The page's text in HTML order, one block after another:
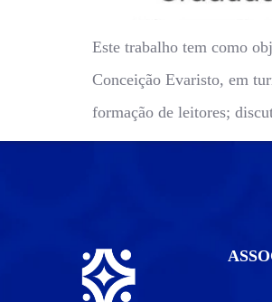
Este trabalho tem como
Conceição Evaristo, em
formação de leitores;